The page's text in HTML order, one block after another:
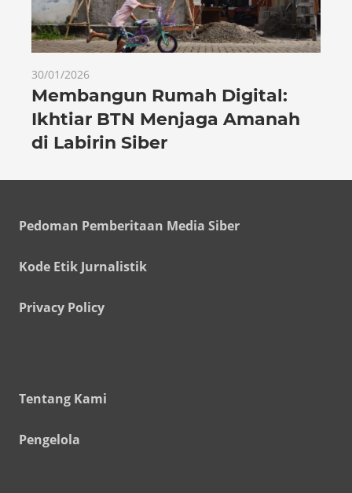
30/01/2026
Membangun Rumah Digital:
Ikhtiar BTN Menjaga Amanah
di Labirin Siber
Pedoman Pemberitaan Media Siber
Kode Etik Jurnalistik
Privacy Policy
Tentang Kami
Pengelola